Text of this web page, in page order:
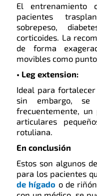
El entrenamiento
pacientes
sobrepeso,
corticoides. La
de forma
movibles como
• Leg extension:
Ideal para
sin embargo, se
frecuentemente,
articulares
rotuliana.
En conclusión
Estos son algunos
para los pacientes
de hígado o de